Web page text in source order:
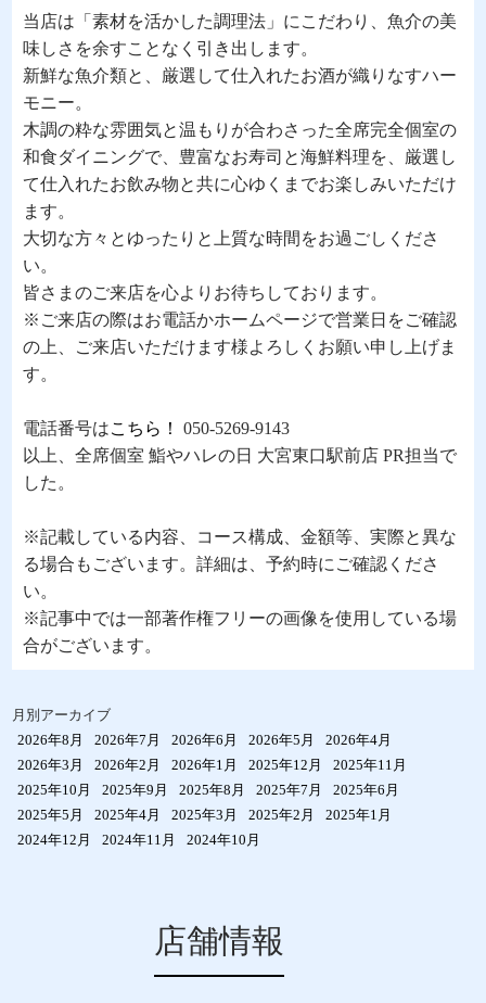
当店は「素材を活かした調理法」にこだわり、魚介の美
味しさを余すことなく引き出します。
新鮮な魚介類と、厳選して仕入れたお酒が織りなすハー
モニー。
木調の粋な雰囲気と温もりが合わさった全席完全個室の
和食ダイニングで、豊富なお寿司と海鮮料理を、厳選し
て仕入れたお飲み物と共に心ゆくまでお楽しみいただけ
ます。
大切な方々とゆったりと上質な時間をお過ごしくださ
い。
皆さまのご来店を心よりお待ちしております。
※ご来店の際はお電話かホームページで営業日をご確認
の上、ご来店いただけます様よろしくお願い申し上げま
す。
電話番号はこちら！
050-5269-9143
以上、全席個室 鮨やハレの日 大宮東口駅前店 PR担当で
した。
※記載している内容、コース構成、金額等、実際と異な
る場合もございます。詳細は、予約時にご確認くださ
い。
※記事中では一部著作権フリーの画像を使用している場
合がございます。
月別アーカイブ
2026年8月
2026年7月 2026年6月 2026年5月
2026年4月
2026年3月
2026年2月 2026年1月 2025年12月
2025年11月
2025年10月
2025年9月 2025年8月 2025年7月
2025年6月
2025年5月
2025年4月 2025年3月 2025年2月
2025年1月
2024年12月
2024年11月 2024年10月
店舗情報